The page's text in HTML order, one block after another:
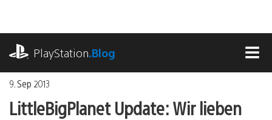
springen
PlayStation.Blog
9. Sep 2013
LittleBigPlanet Update: Wir lieben